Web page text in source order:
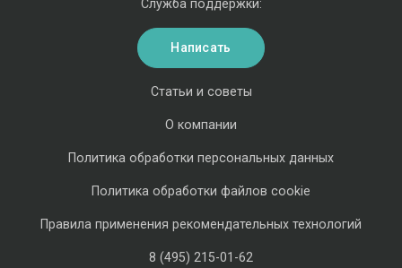
Статьи и советы
О компании
Политика обработки персональных данных
Политика обработки файлов cookie
Правила применения рекомендательных технологий
8 (495) 215-01-62
Служба поддержки:
Написать